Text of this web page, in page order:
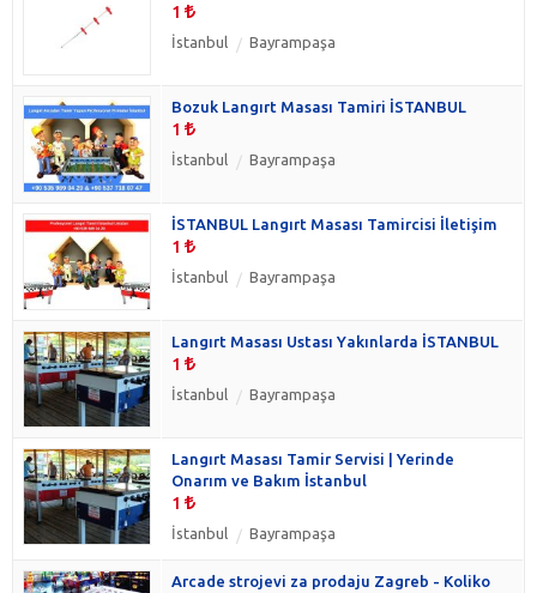
1
İstanbul Bayrampaşa
Bozuk Langırt Masası Tamiri İSTANBUL
1
İstanbul Bayrampaşa
İSTANBUL Langırt Masası Tamircisi İletişim
1
İstanbul Bayrampaşa
Langırt Masası Ustası Yakınlarda İSTANBUL
1
İstanbul Bayrampaşa
Langırt Masası Tamir Servisi | Yerinde
Onarım ve Bakım İstanbul
1
İstanbul Bayrampaşa
Arcade strojevi za prodaju Zagreb - Koliko